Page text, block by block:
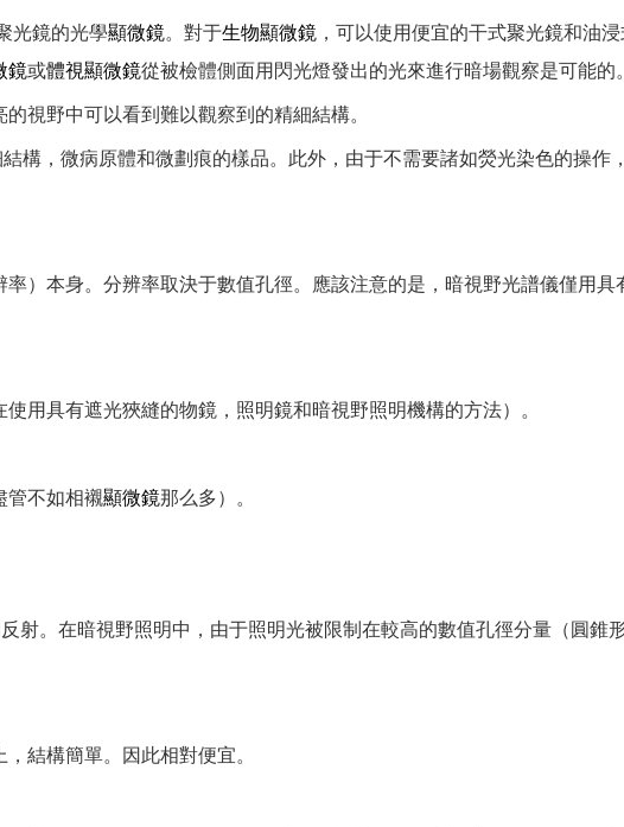
光鏡的光學顯微鏡。對于生物顯微鏡 ，可以使用便宜的干式聚光鏡和油
鏡或體視顯微鏡從被檢體側面用閃光燈發出的光來進行暗場觀察是可能的。
視野中可以看到難以觀察到的精細結構。
構，微病原體和微劃痕的樣品。此外，由于不需要諸如熒光染色的操作
）本身。分辨率取決于數值孔徑。應該注意的是，暗視野光譜儀僅用具
用具有遮光狹縫的物鏡，照明鏡和暗視野照明機構的方法）。
管不如相襯顯微鏡那么多）。
射。在暗視野照明中，由于照明光被限制在較高的數值孔徑分量（圓錐
結構簡單。因此相對便宜。